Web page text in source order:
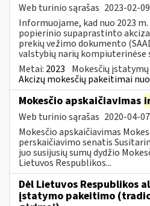
Web turinio sąrašas 2023-02-09
Informuojame, kad nuo 2023
popierinio supaprastinto
prekių vežimo dokumento
valstybių narių kompiuterinėse
Metai: 2023 Mokesčių
Akcizų mokesčių pakeitimai
Mokesčio apskaičiavimas
Web turinio sąrašas 2020-04-07
Mokesčio apskaičiavimas
perskaičiavimo senatis
juo susijusių sumų dydžio
Lietuvos Respublikos...
Dėl Lietuvos Respublikos
įstatymo pakeitimo